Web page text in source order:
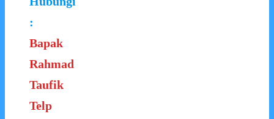
:
Bapak
Rahmad
Taufik
Telp